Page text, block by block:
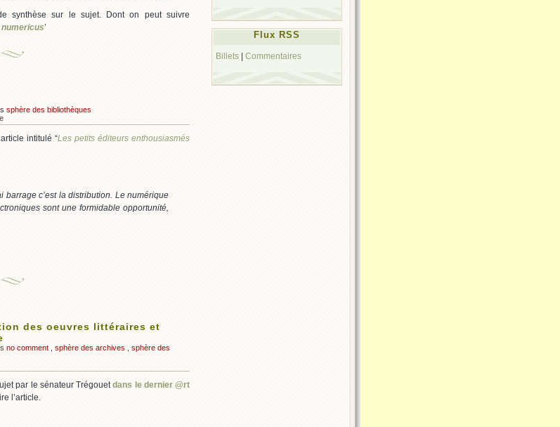
synthèse sur le sujet. Dont on peut suivre
numericus’
sphère des bibliothèques
intitulé “Les petits éditeurs enthousiasmés
barrage c’est la distribution. Le numérique
sont une formidable opportunité,
des oeuvres littéraires et
no comment sphère des archives
sphère des
par le sénateur Trégouetdans le dernier @rt
l’article.
Flux RSS
Billets Commentaires